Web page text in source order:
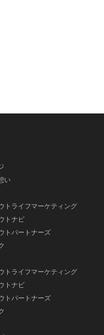
い
トライフマーケティング
トナビ
トパートナーズ
トライフマーケティング
トナビ
トパートナーズ